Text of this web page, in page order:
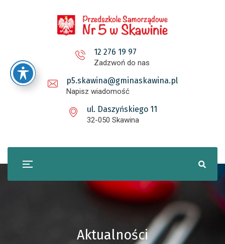
12 276 19 97
Zadzwoń do nas
p5.skawina@gminaskawina.pl
Napisz wiadomość
ul. Daszyńskiego 11
32-050 Skawina
Aktualności